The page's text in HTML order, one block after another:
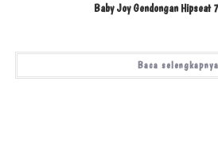
Baby Joy Gendongan Hipseat
Baca selengkapnya